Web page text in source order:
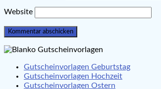
Website
Gutscheinvorlagen Geburtstag
Gutscheinvorlagen Hochzeit
Gutscheinvorlagen Ostern